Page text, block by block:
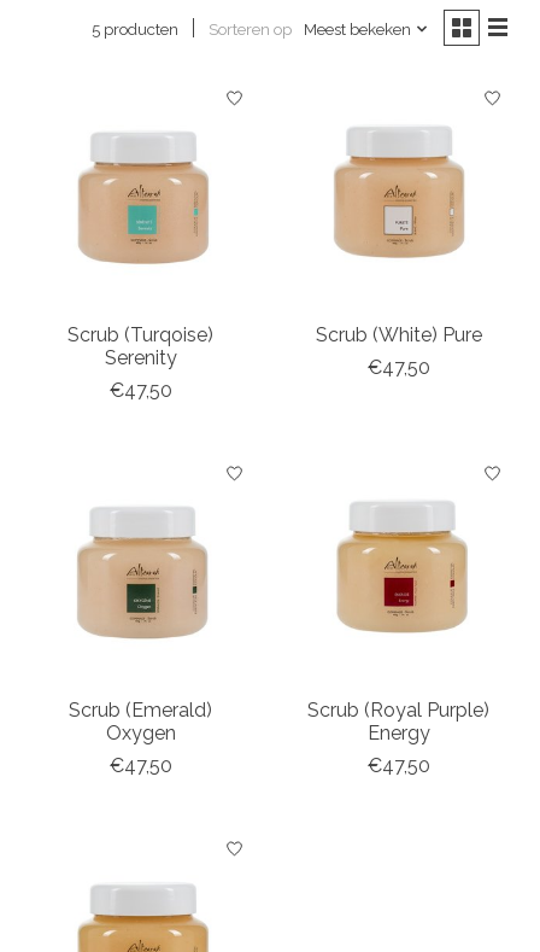
5 producten Sorteren op Meest bekeken
Scrub (Turqoise)
Serenity
€47,50
Scrub (White) Pure
€47,50
Scrub (Emerald)
Oxygen
€47,50
Scrub (Royal Purple)
Energy
€47,50